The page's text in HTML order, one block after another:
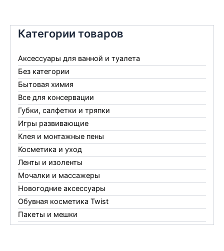
Категории товаров
Аксессуары для ванной и туалета
Без категории
Бытовая химия
Все для консервации
Губки, салфетки и тряпки
Игры развивающие
Клея и монтажные пены
Косметика и уход
Ленты и изоленты
Мочалки и массажеры
Новогодние аксессуары
Обувная косметика Twist
Пакеты и мешки
Перчатки